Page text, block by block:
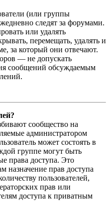
(или группы
следят за форумами.
или удалять
перемещать, удалять и
за который они отвечают.
— не допускать
сообщений обсуждаемым
сообщество на
администратором
может состоять в
группе могут быть
права доступа. Это
назначение прав доступа
пользователей,
прав или
доступа к приватным